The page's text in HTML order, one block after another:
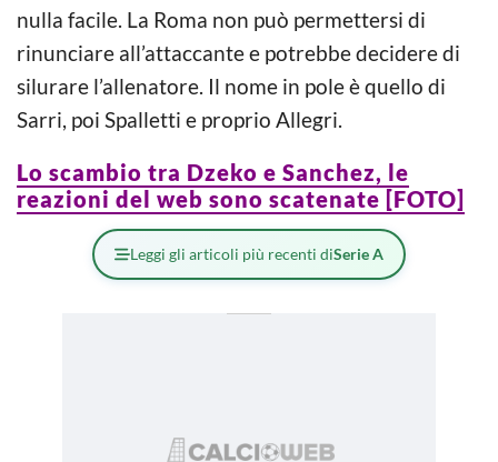
nulla facile. La Roma non può permettersi di
rinunciare all’attaccante e potrebbe decidere di
silurare l’allenatore. Il nome in pole è quello di
Sarri, poi Spalletti e proprio Allegri.
Lo scambio tra Dzeko e Sanchez, le
reazioni del web sono scatenate [FOTO]
Leggi gli articoli più recenti diSerie A